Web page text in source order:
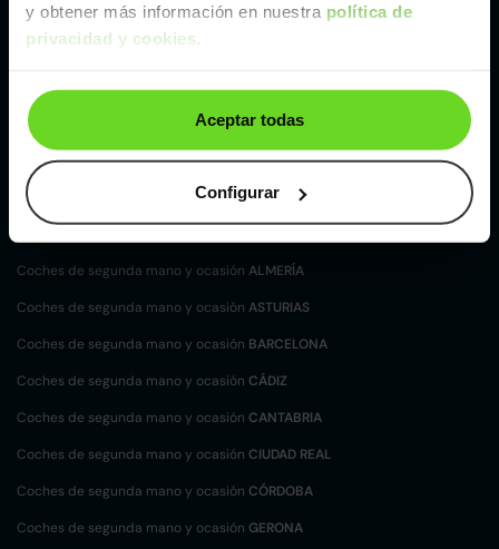
y obtener más información en nuestra política de
privacidad y cookies.
Aceptar todas
Configurar
Ver Peugeot 208 de segunda mano y ocasión
Coches de segunda mano y ocasión por
localización
Coches de segunda mano y ocasiónALBACETE
Coches de segunda mano y ocasión ALMERÍA
Coches de segunda mano y ocasión ASTURIAS
Coches de segunda mano y ocasión BARCELONA
Coches de segunda mano y ocasión CÁDIZ
Coches de segunda mano y ocasión CANTABRIA
Coches de segunda mano y ocasión CIUDAD REAL
Coches de segunda mano y ocasión CÓRDOBA
Coches de segunda mano y ocasión GERONA